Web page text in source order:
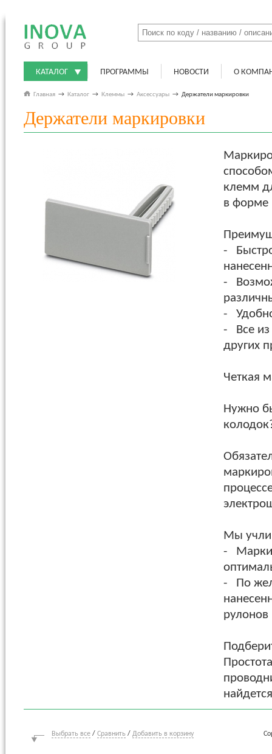
КАТАЛОГ ПРОГРАММЫ НОВОСТИ О
Главная → Каталог → Клеммы → Аксессуары → Держатели маркировки
Держатели маркировки
клемм
в форме
-
-
-
- Все из
других
Четкая
Нужно
Мы учли
-
- По
рулонов
Выбрать все / Сравнить / Добавить в корзину